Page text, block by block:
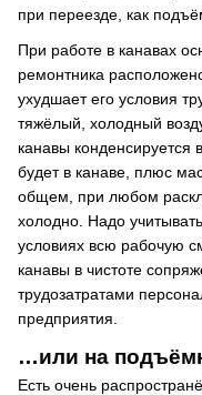
при переезде, как
При работе в канавах
ремонтника
ухудшает его условия
тяжёлый, холодный
канавы конденсируется
будет в канаве, плюс
общем, при любом
холодно. Надо
условиях всю рабочую
канавы в чистоте
трудозатратами
предприятия.
…или на
Есть очень